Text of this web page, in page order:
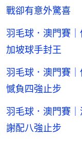
戰卻有意外驚喜
羽毛球．澳門賽
加坡球手封王
羽毛球．澳門賽
憾負四強止步
羽毛球．澳門賽
謝配八強止步